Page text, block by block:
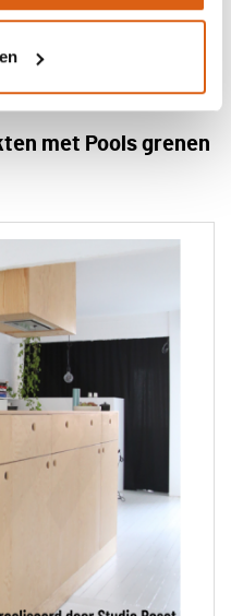
met Pools grenen